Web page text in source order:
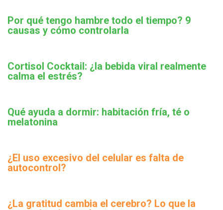
Por qué tengo hambre todo el tiempo? 9
causas y cómo controlarla
Cortisol Cocktail: ¿la bebida viral realmente
calma el estrés?
Qué ayuda a dormir: habitación fría, té o
melatonina
¿El uso excesivo del celular es falta de
autocontrol?
¿La gratitud cambia el cerebro? Lo que la